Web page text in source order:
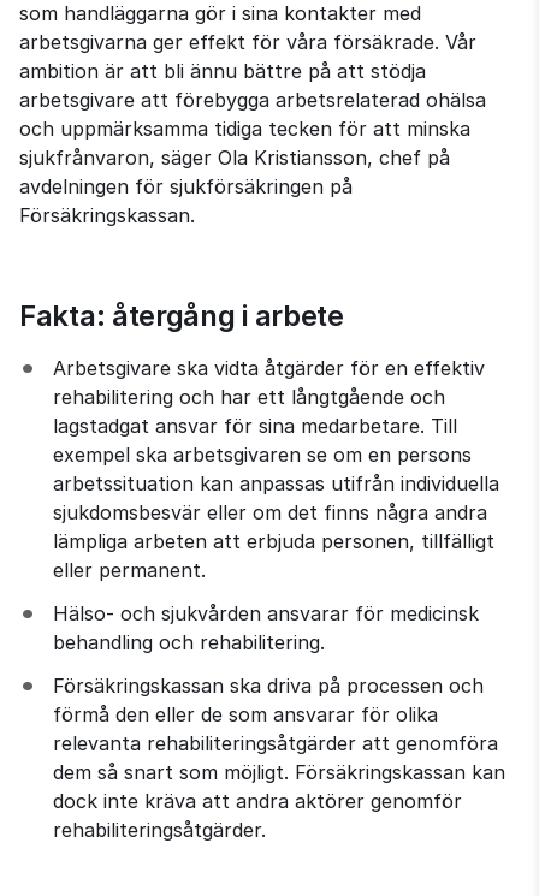
som handläggarna gör i sina kontakter med
arbetsgivarna ger effekt för våra försäkrade. Vår
ambition är att bli ännu bättre på att stödja
arbetsgivare att förebygga arbetsrelaterad ohälsa
och uppmärksamma tidiga tecken för att minska
sjukfrånvaron, säger Ola Kristiansson, chef på
avdelningen för sjukförsäkringen på
Försäkringskassan.
Fakta: återgång i arbete
Arbetsgivare ska vidta åtgärder för en effektiv
rehabilitering och har ett långtgående och
lagstadgat ansvar för sina medarbetare. Till
exempel ska arbetsgivaren se om en persons
arbetssituation kan anpassas utifrån individuella
sjukdomsbesvär eller om det finns några andra
lämpliga arbeten att erbjuda personen, tillfälligt
eller permanent.
Hälso- och sjukvården ansvarar för medicinsk
behandling och rehabilitering.
Försäkringskassan ska driva på processen och
förmå den eller de som ansvarar för olika
relevanta rehabiliteringsåtgärder att genomföra
dem så snart som möjligt. Försäkringskassan kan
dock inte kräva att andra aktörer genomför
rehabiliteringsåtgärder.